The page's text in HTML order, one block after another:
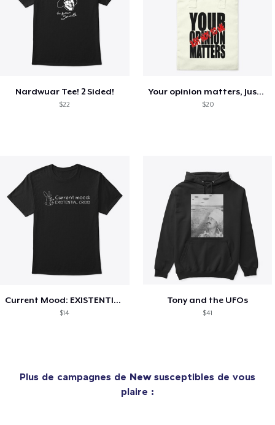
Nardwuar Tee! 2 Sided!
$22
Your opinion matters, Just not to me!
$20
Current Mood: EXISTENTIAL CRISIS
$14
Tony and the UFOs
$41
Plus de campagnes de Newsusceptibles de vous
plaire :